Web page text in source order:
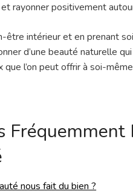
rayonner positivement
être intérieur et en prenant
d’une beauté naturelle
que l’on peut offrir à soi-
nous fait du bien ?